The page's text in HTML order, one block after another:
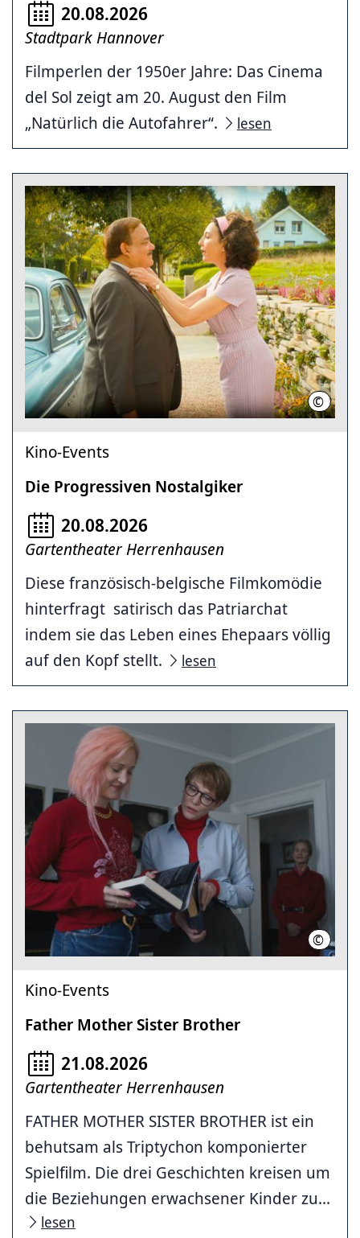
20.08.2026
Stadtpark Hannover
Filmperlen der 1950er Jahre: Das Cinema
del Sol zeigt am 20. August den Film
„Natürlich die Autofahrer“.
lesen
© Neue
Kino-Events
Die Progressiven Nostalgiker
20.08.2026
Gartentheater Herrenhausen
Diese französisch-belgische Filmkomödie
hinterfragt satirisch das Patriarchat
indem sie das Leben eines Ehepaars völlig
auf den Kopf stellt.
lesen
© Vague
Kino-Events
Father Mother Sister Brother
21.08.2026
Gartentheater Herrenhausen
FATHER MOTHER SISTER BROTHER ist ein
behutsam als Triptychon komponierter
Spielfilm. Die drei Geschichten kreisen um
die Beziehungen erwachsener Kinder zu...
lesen